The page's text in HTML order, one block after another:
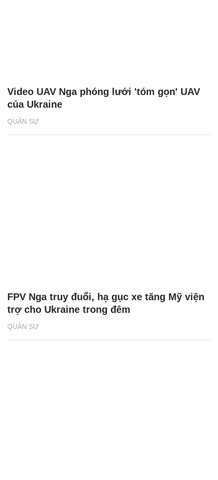
QUÂN SỰ
Video UAV Nga phóng lưới 'tóm gọn' UAV
của Ukraine
QUÂN SỰ
FPV Nga truy đuổi, hạ gục xe tăng Mỹ viện
trợ cho Ukraine trong đêm